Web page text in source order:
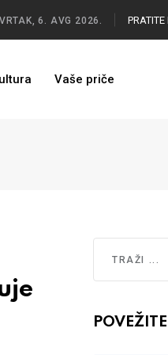
6. AVG 2026.
Vaše priče
Type 2 or